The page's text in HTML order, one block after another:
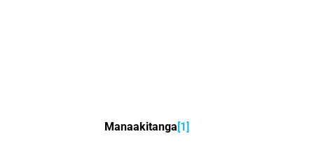
Manaakitanga [1]